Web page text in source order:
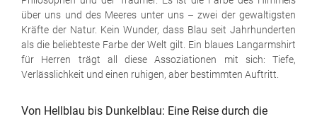
über uns und des Meeres unter uns – zwei der gewaltigsten
Kräfte der Natur. Kein Wunder, dass Blau seit Jahrhunderten
als die beliebteste Farbe der Welt gilt. Ein blaues Langarmshirt
für Herren trägt all diese Assoziationen mit sich: Tiefe,
Verlässlichkeit und einen ruhigen, aber bestimmten Auftritt.
Von Hellblau bis Dunkelblau: Eine Reise durch die